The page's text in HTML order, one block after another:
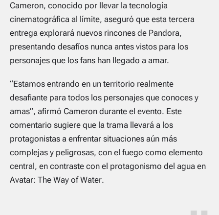
Cameron, conocido por llevar la tecnología
cinematográfica al límite, aseguró que esta tercera
entrega explorará nuevos rincones de Pandora,
presentando desafíos nunca antes vistos para los
personajes que los fans han llegado a amar.
“Estamos entrando en un territorio realmente
desafiante para todos los personajes que conoces y
amas”, afirmó Cameron durante el evento. Este
comentario sugiere que la trama llevará a los
protagonistas a enfrentar situaciones aún más
complejas y peligrosas, con el fuego como elemento
central, en contraste con el protagonismo del agua en
Avatar: The Way of Water.